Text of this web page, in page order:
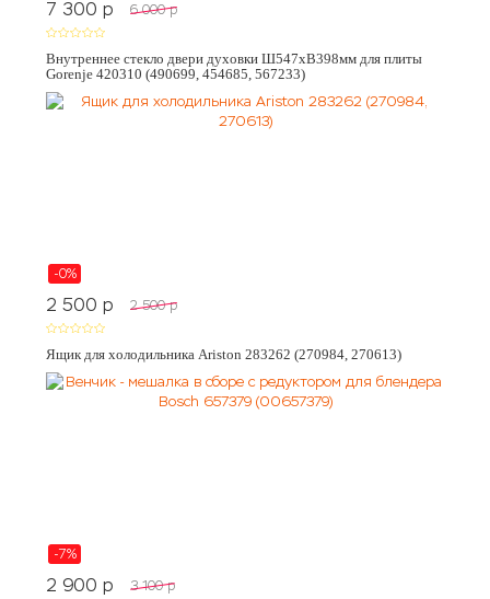
7 300 p 6 000 p
Внутреннее стекло двери духовки Ш547хВ398мм для плиты
Gorenje 420310 (490699, 454685, 567233)
-0%
2 500 p 2 500 p
Ящик для холодильника Ariston 283262 (270984, 270613)
-7%
2 900 p 3 100 p